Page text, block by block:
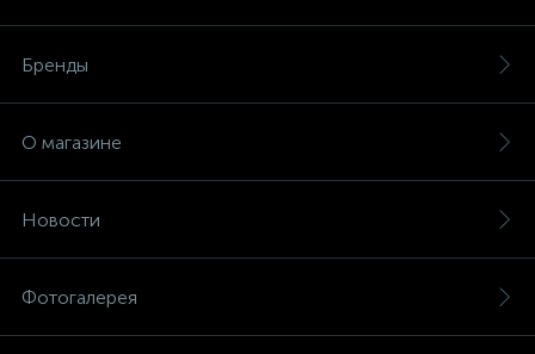
Бренды
О магазине
Новости
Фотогалерея